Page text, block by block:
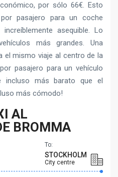
por sólo 66€. Esto
pasajero para un coche
asequible. Lo
más grandes. Una
el mismo viaje al centro de la
pasajero para un vehículo
más barato que el
más cómodo!
AL
BROMMA
To:
STOCKHOLM
City centre